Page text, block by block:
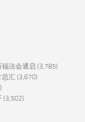
法会通启 (3,785)
总汇 (3,670)
(3,502)